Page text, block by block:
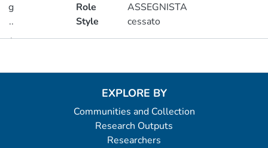
g
..
.
Role
ASSEGNISTA
Style
cessato
EXPLORE BY
Communities and Collection
Research Outputs
Researchers